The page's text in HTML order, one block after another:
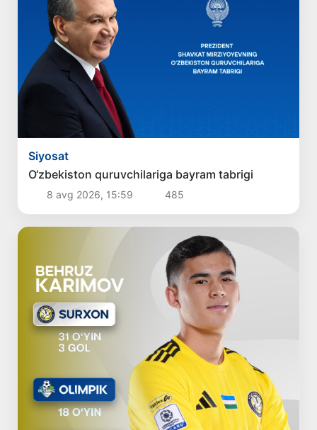
Siyosat
O‘zbekiston quruvchilariga bayram tabrigi
8 avg 2026, 15:59 485